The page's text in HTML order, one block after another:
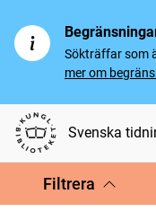
Sökträffar som
mer om
Svenska
Filtrera